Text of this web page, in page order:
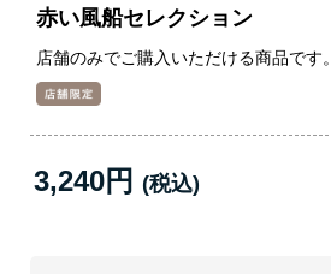
赤い風船セレクション
店舗のみでご購入いただける商品です。
3,240円